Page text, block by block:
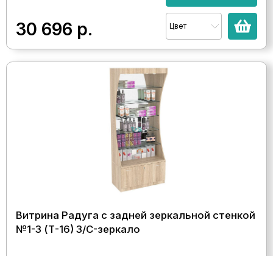
30 696 р. Цвет
Витрина Радуга с задней зеркальной стенкой
№1-3 (Т-16) З/C-зеркало